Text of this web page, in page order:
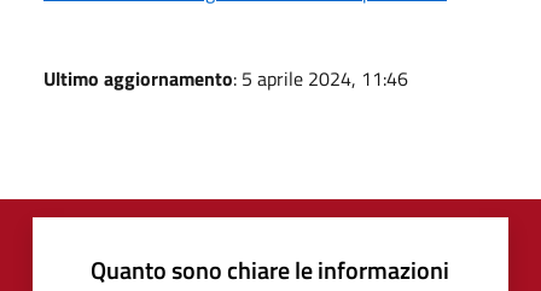
Ultimo aggiornamento: 5 aprile 2024, 11:46
Quanto sono chiare le informazioni